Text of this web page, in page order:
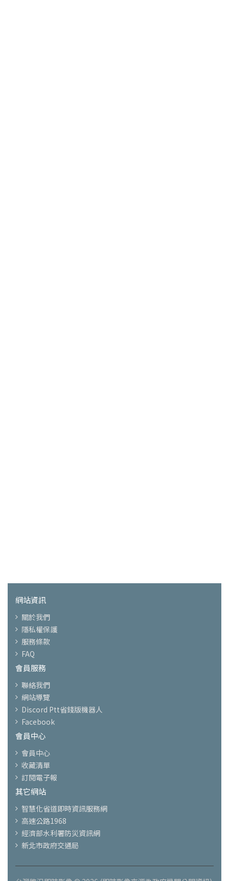
網站資訊
關於我們
隱私權保護
服務條款
FAQ
會員服務
聯絡我們
網站導覽
Discord Ptt省錢版機器人
Facebook
會員中心
會員中心
收藏清單
訂閱電子報
其它網站
智慧化省道即時資訊服務網
高速公路1968
經濟部水利署防災資訊網
新北市政府交通局